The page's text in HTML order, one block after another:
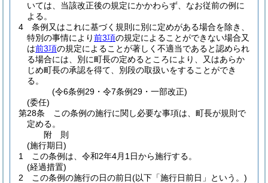
いては、当該改正後の規定にかかわらず、なお従前の例に
よる。
4
条例又はこれに基づく規則に別に定めがある場合を除き、
特別の事情により前3項の規定によることができない場合又
は前3項の規定によることが著しく不適当であると認められ
る場合には、別に町長の定めるところにより、又はあらか
じめ町長の承認を得て、別段の取扱いをすることができ
る。
(令6条例29・令7条例29・一部改正)
(委任)
第28条
この条例の施行に関し必要な事項は、町長が規則で
定める。
附 則
(施行期日)
1
この条例は、令和2年4月1日から施行する。
(経過措置)
2
この条例の施行の日の前日(以下「施行日前日」という。)